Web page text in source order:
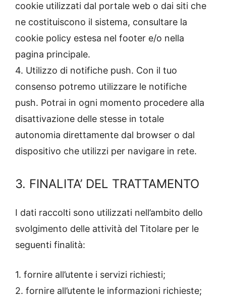
cookie utilizzati dal portale web o dai siti che
ne costituiscono il sistema, consultare la
cookie policy estesa nel footer e/o nella
pagina principale.
4. Utilizzo di notifiche push. Con il tuo
consenso potremo utilizzare le notifiche
push. Potrai in ogni momento procedere alla
disattivazione delle stesse in totale
autonomia direttamente dal browser o dal
dispositivo che utilizzi per navigare in rete.
3. FINALITA’ DEL TRATTAMENTO
I dati raccolti sono utilizzati nell’ambito dello
svolgimento delle attività del Titolare per le
seguenti finalità:
1. fornire all’utente i servizi richiesti;
2. fornire all’utente le informazioni richieste;